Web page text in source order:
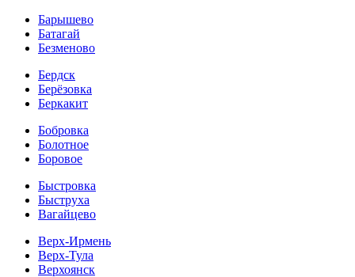
Барышево
Батагай
Безменово
Бердск
Берёзовка
Беркакит
Бобровка
Болотное
Боровое
Быстровка
Быструха
Вагайцево
Верх-Ирмень
Верх-Тула
Верхоянск